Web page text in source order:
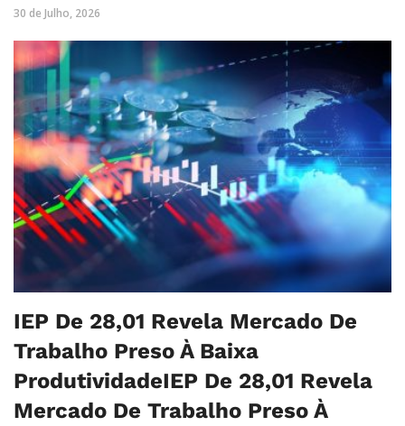
30 de Julho, 2026
IEP De 28,01 Revela Mercado De
Trabalho Preso À Baixa
ProdutividadeIEP De 28,01 Revela
Mercado De Trabalho Preso À